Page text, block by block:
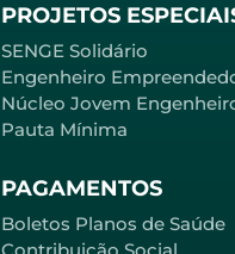
PROJETOS
SENGE Solidário
Engenheiro
Núcleo Jovem
Pauta Mínima
PAGAMENTOS
Boletos Planos de Saúde